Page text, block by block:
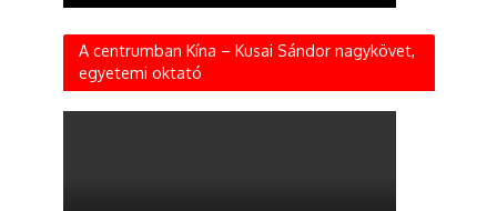
A centrumban Kína – Kusai Sándor nagykövet,
egyetemi oktató